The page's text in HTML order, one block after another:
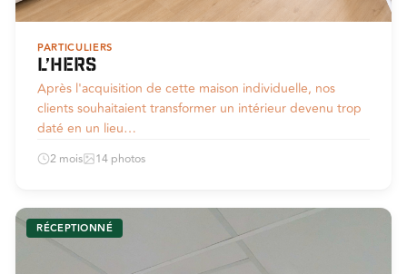
PARTICULIERS
L’Hers
Après l'acquisition de cette maison individuelle, nos
clients souhaitaient transformer un intérieur devenu trop
daté en un lieu…
2 mois 14 photos
RÉCEPTIONNÉ